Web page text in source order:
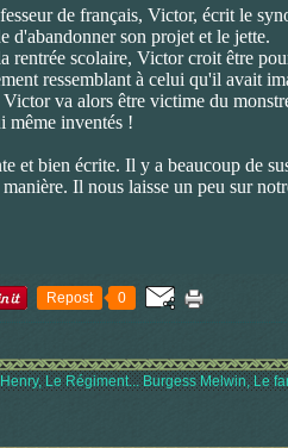
de français, Victor, écrit le
d'abandonner son projet et le jette.
rentrée scolaire, Victor croit être
ressemblant à celui qu'il avait
va alors être victime du
même inventés !
et bien écrite. Il y a beaucoup de
Il nous laisse un peu sur
Repost 0
Le Régiment... Burgess Melwin, Le